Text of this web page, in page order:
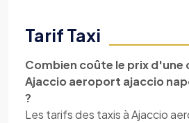
Tarif Taxi
Combien coûte le prix d'une
Ajaccio aeroport ajaccio
?
Les tarifs des taxis à Ajaccio